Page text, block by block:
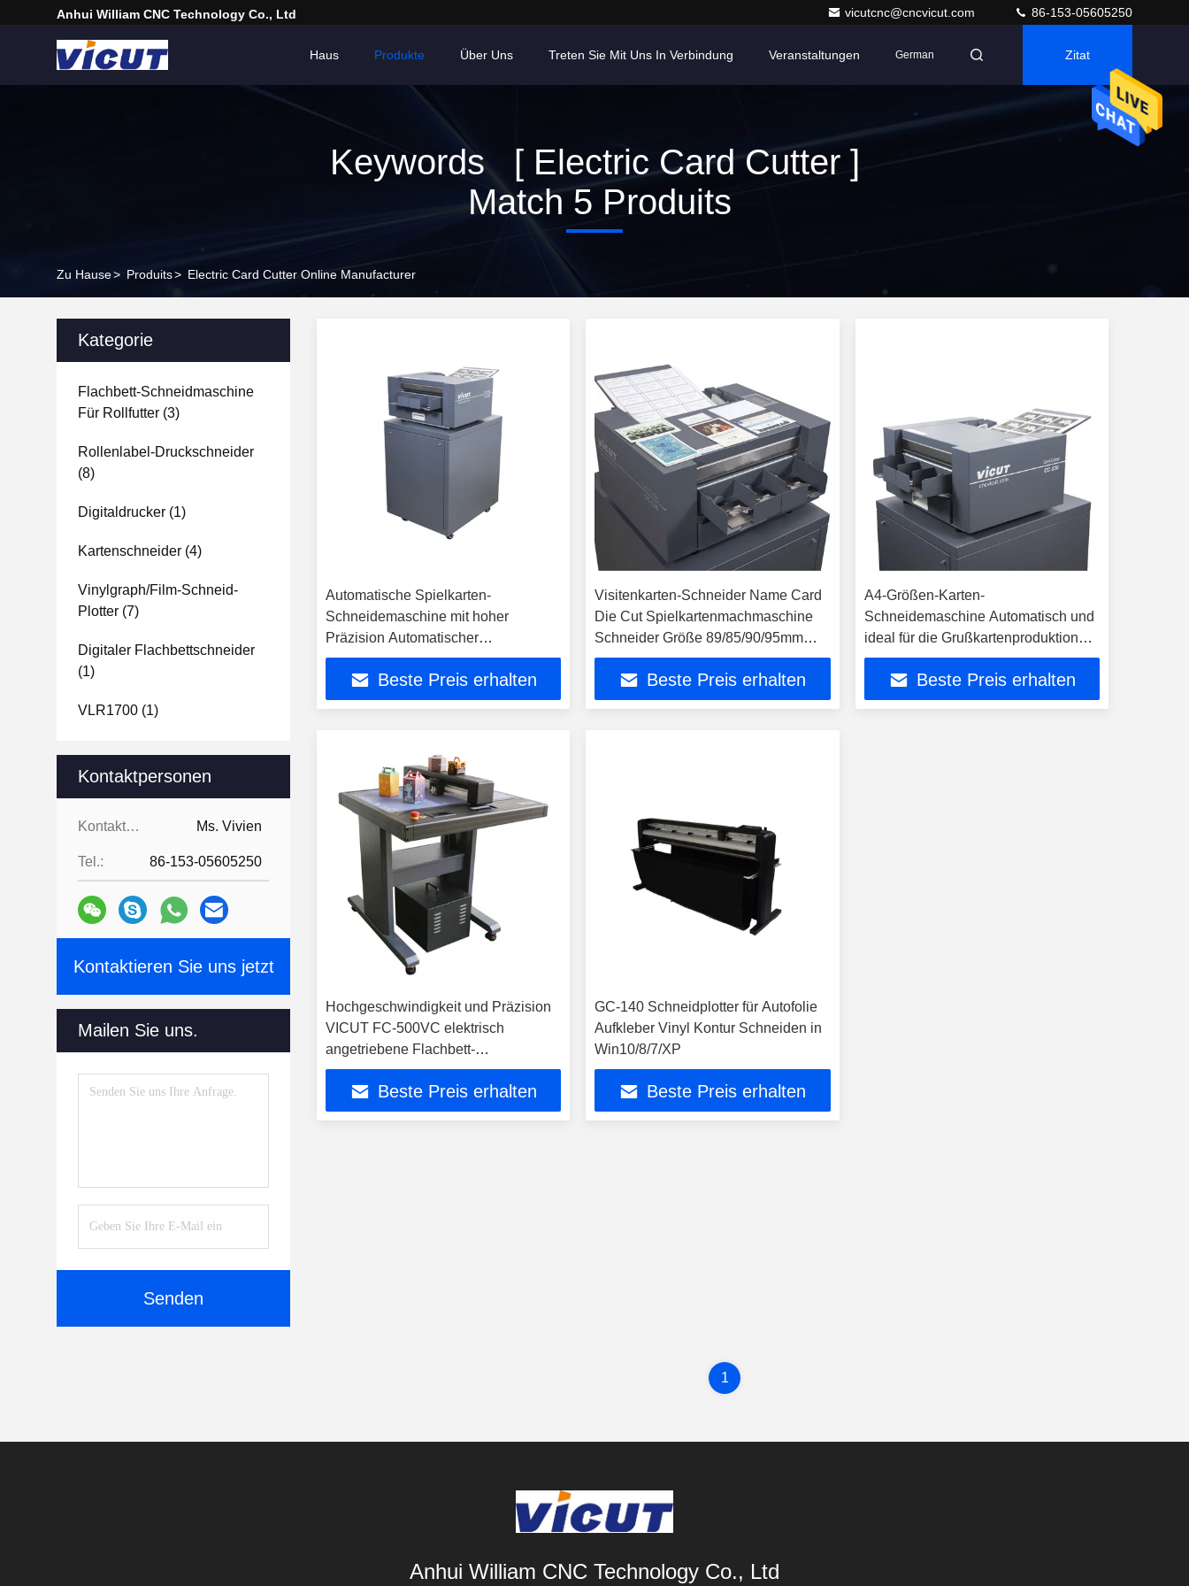
Anhui William CNC Technology Co., Ltd vicutcnc@cncvicut.com 86-153-05605250
Haus Produkte Über Uns Treten Sie Mit Uns In Verbindung Veranstaltungen German Zitat
Keywords [ Electric Card Cutter ]
Match 5 Produits
Zu Hause> Produits> Electric Card Cutter Online Manufacturer
Kategorie
Flachbett-Schneidmaschine
Für Rollfutter (3)
Rollenlabel-Druckschneider
(8)
Digitaldrucker (1)
Kartenschneider (4)
Vinylgraph/Film-Schneid-
Plotter (7)
Digitaler Flachbettschneider
(1)
VLR1700 (1)
Kontaktpersonen
Kontaktpersonen: Ms. Vivien
Tel.: 86-153-05605250
Kontaktieren Sie uns jetzt
Mailen Sie uns.
Senden
Automatische Spielkarten-
Schneidemaschine mit hoher
Präzision Automatischer
Visitenkarten-Schneider Elektrischer
Kartenschneider CC-330S
Beste Preis erhalten
Visitenkarten-Schneider Name Card
Die Cut Spielkartenmachmaschine
Schneider Größe 89/85/90/95mm
CC-220
Beste Preis erhalten
A4-Größen-Karten-
Schneidemaschine Automatisch und
ideal für die Grußkartenproduktion
CC-330
Beste Preis erhalten
Hochgeschwindigkeit und Präzision
VICUT FC-500VC elektrisch
angetriebene Flachbett-
Druckmaschine
Beste Preis erhalten
GC-140 Schneidplotter für Autofolie
Aufkleber Vinyl Kontur Schneiden in
Win10/8/7/XP
Beste Preis erhalten
1
Anhui William CNC Technology Co., Ltd